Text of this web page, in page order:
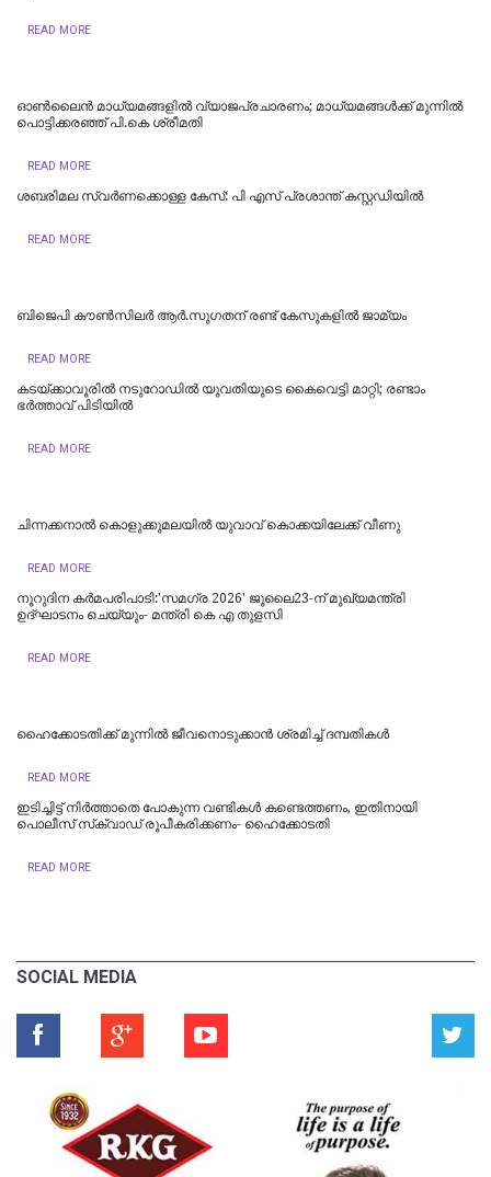
READ MORE
ഓൺലൈൻ മാധ്യമങ്ങളിൽ വ്യാജപ്രചാരണം; മാധ്യമങ്ങൾക്ക് മുന്നിൽ
പൊട്ടിക്കരഞ്ഞ് പി.കെ ശ്രീമതി
READ MORE
ശബരിമല സ്വര്‍ണക്കൊള്ള കേസ്: പി എസ് പ്രശാന്ത് കസ്റ്റഡിയില്‍
READ MORE
ബിജെപി കൗണ്‍സിലര്‍ ആര്‍.സുഗതന് രണ്ട് കേസുകളില്‍ ജാമ്യം
READ MORE
കടയ്ക്കാവൂരിൽ നടുറോഡില്‍ യുവതിയുടെ കൈവെട്ടി മാറ്റി; രണ്ടാം
ഭര്‍ത്താവ് പിടിയിൽ
READ MORE
ചിന്നക്കനാൽ കൊളുക്കുമലയില്‍ യുവാവ് കൊക്കയിലേക്ക് വീണു
READ MORE
നൂറുദിന കർമപരിപാടി:'സമഗ്ര 2026' ജൂലൈ23-ന് മുഖ്യമന്ത്രി
ഉദ്ഘാടനം ചെയ്യും- മന്ത്രി കെ എ തുളസി
READ MORE
ഹൈക്കോടതിക്ക് മുന്നില്‍ ജീവനൊടുക്കാന്‍ ശ്രമിച്ച് ദമ്പതികള്‍
READ MORE
ഇടിച്ചിട്ട് നിര്‍ത്താതെ പോകുന്ന വണ്ടികള്‍ കണ്ടെത്തണം, ഇതിനായി
പൊലീസ് സ്‌ക്വാഡ് രൂപീകരിക്കണം- ഹൈക്കോടതി
READ MORE
SOCIAL MEDIA